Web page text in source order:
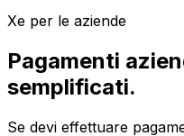
Xe per le aziende
Pagamenti
semplificati.
Se devi effettuare